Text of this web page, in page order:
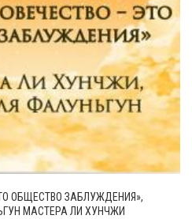
ОБЩЕСТВО ЗАБЛУЖДЕНИЯ»,
МАСТЕРА ЛИ ХУНЧЖИ